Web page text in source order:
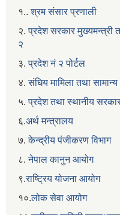
१..श्रम संसार प्रणाली
२. प्रदेश सरकार मुख्यमन्त्री
२
३.प्रदेश नं २ पोर्टल
४.संघिय मामिला तथा
५.प्रदेश तथा स्थानीय
६.अर्थ मन्त्रालय
७.केन्द्रीय पंजीकरण विभाग
८.नेपाल कानुन आयोग
९.राष्ट्रिय योजना आयोग
१०.लोक सेवा आयोग